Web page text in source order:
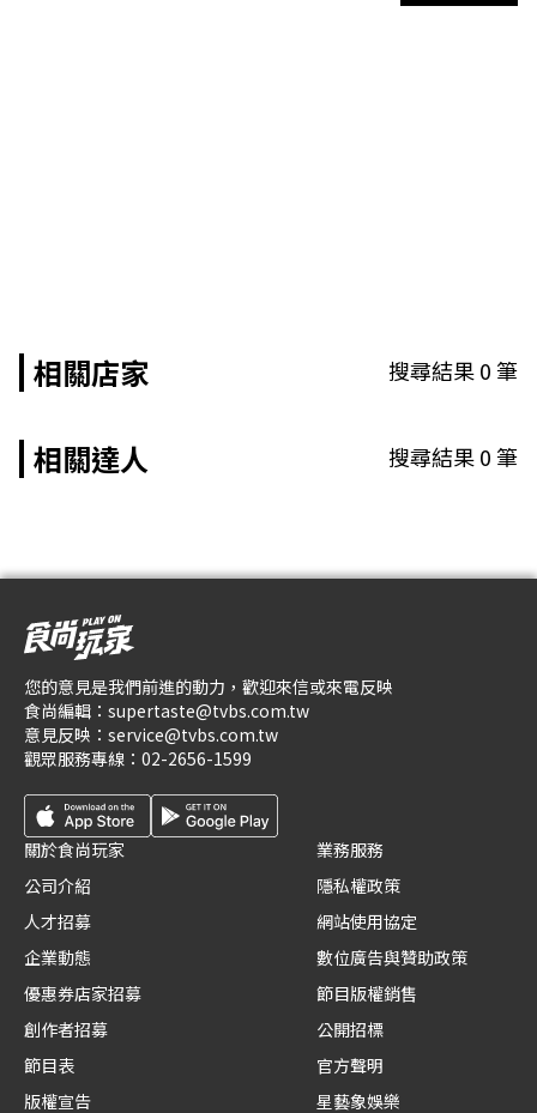
相關店家 搜尋結果0筆
相關達人 搜尋結果0筆
您的意見是我們前進的動力，歡迎來信或來電反映
食尚編輯： supertaste@tvbs.com.tw
意見反映： service@tvbs.com.tw
觀眾服務專線： 02-2656-1599
關於食尚玩家
公司介紹
人才招募
企業動態
優惠券店家招募
創作者招募
節目表
版權宣告
業務服務
隱私權政策
網站使用協定
數位廣告與贊助政策
節目版權銷售
公開招標
官方聲明
星藝象娛樂